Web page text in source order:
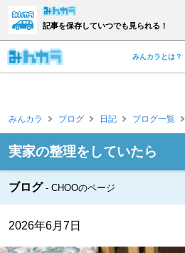
記事を保存していつでも見られる！
みんカラとは？
みんカラ ブログ 日記 ブログ一覧
実家の整理をしていたら
ブログ CHOOのページ
2026年6月7日